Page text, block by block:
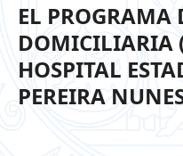
EL PROGRAMA
DOMICILIARIA
HOSPITAL
PEREIRA